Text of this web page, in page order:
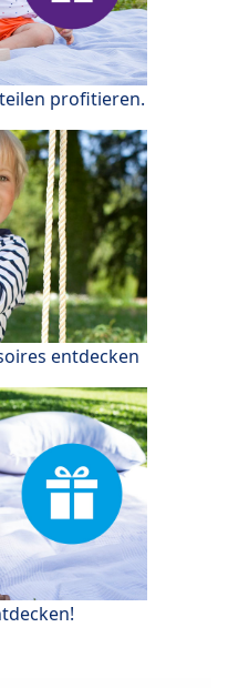
profitieren.
entdecken